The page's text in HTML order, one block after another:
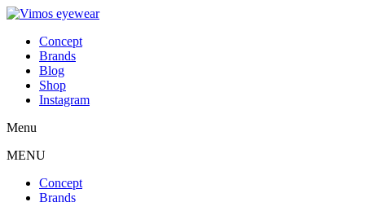
Concept
Brands
Blog
Shop
Instagram
Menu
MENU
Concept
Brands